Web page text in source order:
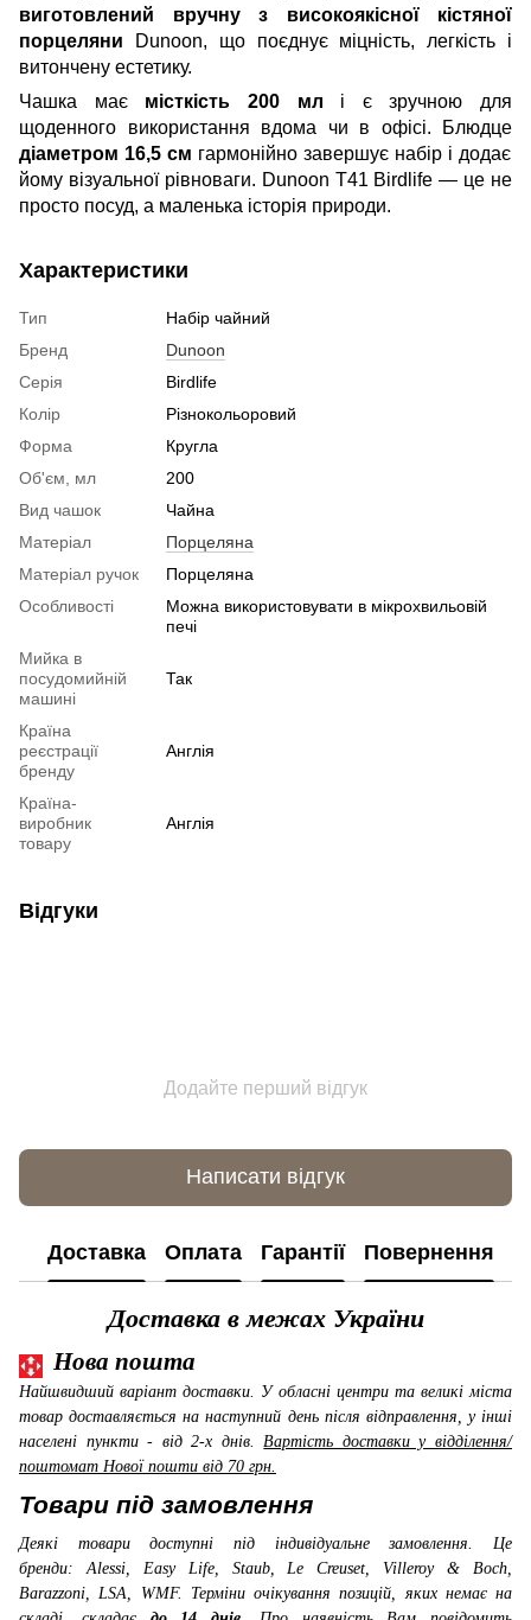
виготовлений вручну з високоякісної кістяної
порцеляни Dunoon, що поєднує міцність, легкість і
витончену естетику.
Чашка має місткість 200 мл і є зручною для
щоденного використання вдома чи в офісі. Блюдце
діаметром 16,5 см гармонійно завершує набір і додає
йому візуальної рівноваги. Dunoon T41 Birdlife — це не
просто посуд, а маленька історія природи.
Характеристики
Тип
Набір чайний
Бренд
Dunoon
Серія
Birdlife
Колір
Різнокольоровий
Форма
Кругла
Об'єм, мл
200
Вид чашок
Чайна
Матеріал
Порцеляна
Матеріал ручок
Порцеляна
Особливості
Можна використовувати в мікрохвильовій
печі
Мийка в
посудомийній
машині
Так
Країна
реєстрації
бренду
Англія
Країна-
виробник
товару
Англія
Відгуки
Додайте перший відгук
Написати відгук
Доставка Оплата Гарантії Повернення
Доставка в межах України
Нова пошта
Найшвидший варіант доставки. У обласні центри та великі міста
товар доставляється на наступний день після відправлення, у інші
населені пункти - від 2-х днів. Вартість доставки у відділення/
поштомат Нової пошти від 70 грн.
Товари під замовлення
Деякі товари доступні під індивідуальне замовлення. Це
бренди: Alessi, Easy Life, Staub, Le Creuset, Villeroy & Boch,
Barazzoni, LSA, WMF. Терміни очікування позицій, яких немає на